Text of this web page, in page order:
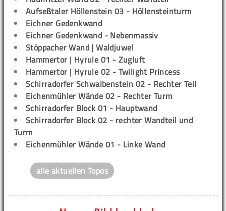
Aufseßtaler Höllenstein 03 - Höllensteinturm
Eichner Gedenkwand
Eichner Gedenkwand - Nebenmassiv
Stöppacher Wand | Waldjuwel
Hammertor | Hyrule 01 - Zugluft
Hammertor | Hyrule 02 - Twilight Princess
Schirradorfer Schwalbenstein 02 - Rechter Teil
Eichenmühler Wände 02 - Rechter Turm
Schirradorfer Block 01 - Hauptwand
Schirradorfer Block 02 - rechter Wandteil und
Turm
Eichenmühler Wände 01 - Linke Wand
alle aktuellen Topos